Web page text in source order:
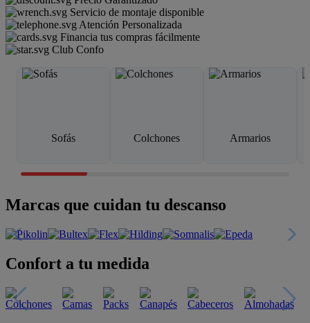
Servicio de montaje disponible
Atención Personalizada
Financia tus compras fácilmente
Club Confo
Sofás Colchones Armarios
Marcas que cuidan tu descanso
Confort a tu medida